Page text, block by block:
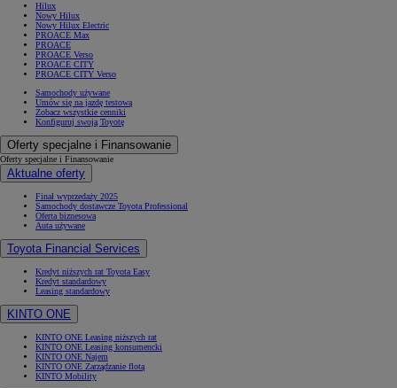
Hilux
Nowy Hilux
Nowy Hilux Electric
PROACE Max
PROACE
PROACE Verso
PROACE CITY
PROACE CITY Verso
Samochody używane
Umów się na jazdę testową
Zobacz wszystkie cenniki
Konfiguruj swoją Toyotę
Oferty specjalne i Finansowanie
Oferty specjalne i Finansowanie
Aktualne oferty
Finał wyprzedaży 2025
Samochody dostawcze Toyota Professional
Oferta biznesowa
Auta używane
Toyota Financial Services
Kredyt niższych rat Toyota Easy
Kredyt standardowy
Leasing standardowy
KINTO ONE
KINTO ONE Leasing niższych rat
KINTO ONE Leasing konsumencki
KINTO ONE Najem
KINTO ONE Zarządzanie flotą
KINTO Mobility